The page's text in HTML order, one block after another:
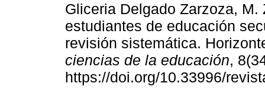
Gliceria Delgado Zarzoza,
estudiantes de educación
revisión sistemática.
ciencias de la educación,
https://doi.org/10.33996/